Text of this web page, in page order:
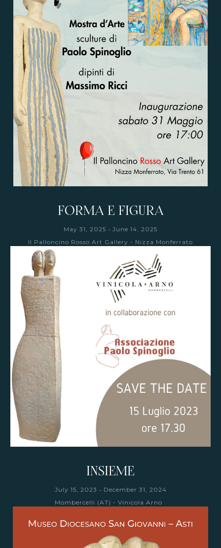
FORMA E FIGURA
May 31, 2025 - June 14, 2025
Il Palloncino Rosso Art Gallery - Nizza Monferrato
INSIEME
July 15, 2023 - December 31, 2024
Mombercelli (AT) - Vinicola Arno